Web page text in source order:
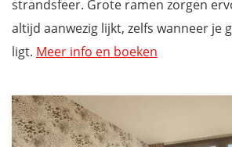
strandsfeer. Grote ramen zorgen
altijd aanwezig lijkt, zelfs wanneer je
ligt. Meer info en boeken